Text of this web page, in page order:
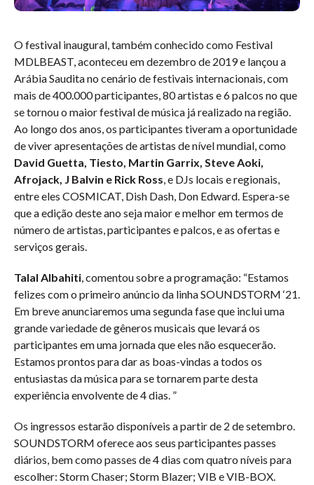
O festival inaugural, também conhecido como Festival
MDLBEAST, aconteceu em dezembro de 2019 e lançou a
Arábia Saudita no cenário de festivais internacionais, com
mais de 400.000 participantes, 80 artistas e 6 palcos no que
se tornou o maior festival de música já realizado na região.
Ao longo dos anos, os participantes tiveram a oportunidade
de viver apresentações de artistas de nível mundial, como
David Guetta, Tiesto, Martin Garrix, Steve Aoki,
Afrojack, J Balvin e Rick Ross, e DJs locais e regionais,
entre eles COSMICAT, Dish Dash, Don Edward. Espera-se
que a edição deste ano seja maior e melhor em termos de
número de artistas, participantes e palcos, e as ofertas e
serviços gerais.
Talal Albahiti, comentou sobre a programação: “Estamos
felizes com o primeiro anúncio da linha SOUNDSTORM ‘21.
Em breve anunciaremos uma segunda fase que inclui uma
grande variedade de gêneros musicais que levará os
participantes em uma jornada que eles não esquecerão.
Estamos prontos para dar as boas-vindas a todos os
entusiastas da música para se tornarem parte desta
experiência envolvente de 4 dias. ”
Os ingressos estarão disponíveis a partir de 2 de setembro.
SOUNDSTORM oferece aos seus participantes passes
diários, bem como passes de 4 dias com quatro níveis para
escolher: Storm Chaser; Storm Blazer; VIB e VIB-BOX.